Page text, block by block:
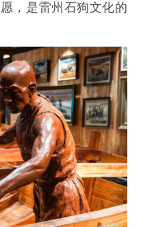
，是雷州石狗文化的